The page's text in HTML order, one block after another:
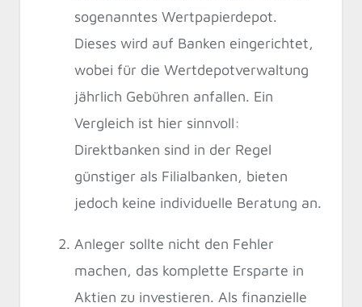
sogenanntes Wertpapierdepot.
Dieses wird auf Banken eingerichtet,
wobei für die Wertdepotverwaltung
jährlich Gebühren anfallen. Ein
Vergleich ist hier sinnvoll:
Direktbanken sind in der Regel
günstiger als Filialbanken, bieten
jedoch keine individuelle Beratung an.
Anleger sollte nicht den Fehler
machen, das komplette Ersparte in
Aktien zu investieren. Als finanzielle